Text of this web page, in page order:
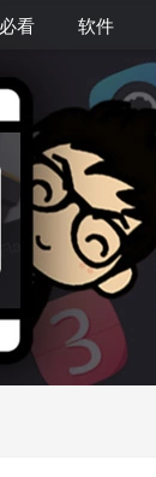
看 软件